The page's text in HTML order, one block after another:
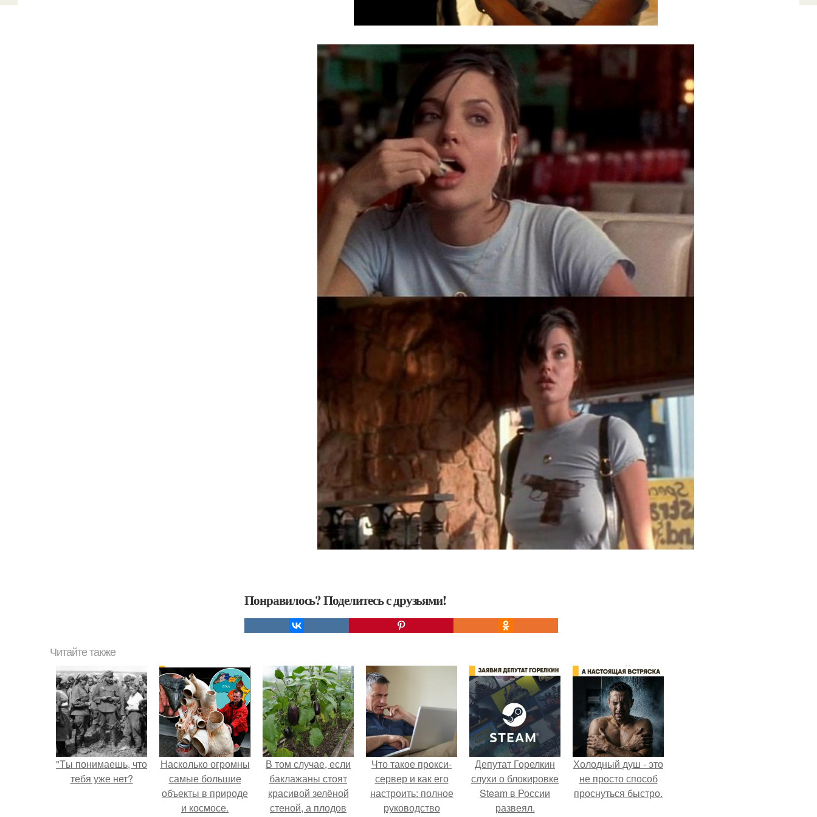
Понравилось? Поделитесь с друзьями!
Читайте также
"Tы понимаешь, что
тебя уже нет?
Насколько огромны
самые большие
объекты в природе
и космосе.
В том случае, если
баклажаны стоят
красивой зелёной
стеной, а плодов
Что такое прокси-
сервер и как его
настроить: полное
руководство
Депутат Горелкин
слухи о блокировке
Steam в России
развеял.
Холодный душ - это
не просто способ
проснуться быстро.